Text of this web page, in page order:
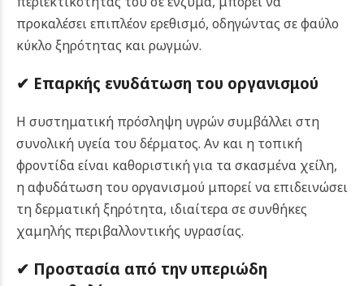
προκαλέσει επιπλέον ερεθισμό, οδηγώντας σε φαύλο
κύκλο ξηρότητας και ρωγμών.
✔ Επαρκής ενυδάτωση του οργανισμού
Η συστηματική πρόσληψη υγρών συμβάλλει στη
συνολική υγεία του δέρματος. Αν και η τοπική
φροντίδα είναι καθοριστική για τα σκασμένα χείλη,
η αφυδάτωση του οργανισμού μπορεί να επιδεινώσει
τη δερματική ξηρότητα, ιδιαίτερα σε συνθήκες
χαμηλής περιβαλλοντικής υγρασίας.
✔ Προστασία από την υπεριώδη